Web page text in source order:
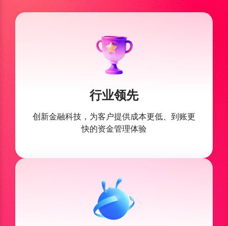
行业领先
创新金融科技，为客户提供成本更低、到账更
快的资金管理体验